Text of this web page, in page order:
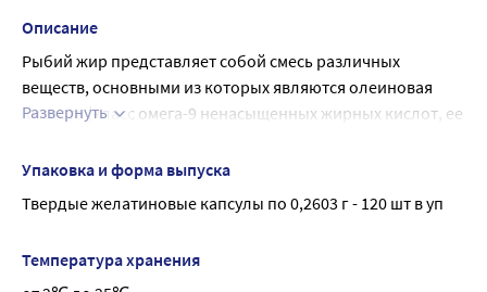
Описание
Рыбий жир представляет собой смесь различных
веществ, основными из которых являются олеиновая
кислота (класс омега-9 ненасыщенных жирных кислот, ее
кислота (25%), полиненасыщенные жирные кислоты
докозагексаеновая) и Омега-6 (линолевая и
Наибольшую ценность из них представляют
Развернуть
Упаковка и форма выпуска
Твердые желатиновые капсулы по 0,2603 г - 120 шт в уп
Температура хранения